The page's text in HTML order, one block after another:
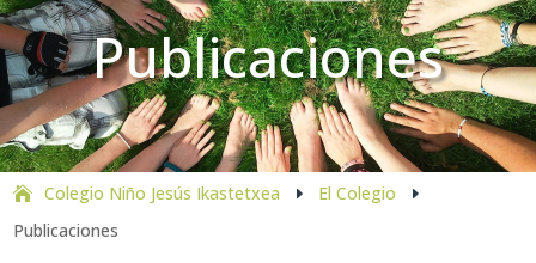
Publicaciones
Colegio Niño Jesús Ikastetxea E El Colegio E
Publicaciones